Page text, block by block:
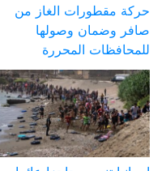
حركة مقطورات الغاز من
صافر وضمان وصولها
للمحافظات المحررة